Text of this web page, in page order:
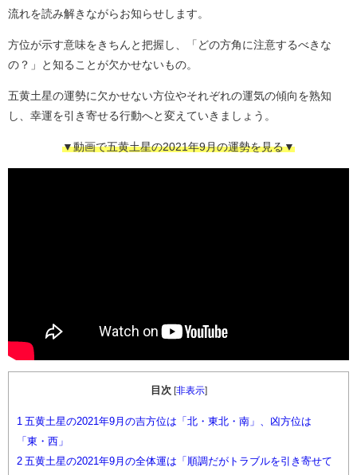
流れを読み解きながらお知らせします。
方位が示す意味をきちんと把握し、「どの方角に注意するべきな
の？」と知ることが欠かせないもの。
五黄土星の運勢に欠かせない方位やそれぞれの運気の傾向を熟知
し、幸運を引き寄せる行動へと変えていきましょう。
▼動画で五黄土星の2021年9月の運勢を見る▼
目次 [非表示]
1
五黄土星の2021年9月の吉方位は「北・東北・南」、凶方位は
「東・西」
2 五黄土星の2021年9月の全体運は「順調だがトラブルを引き寄せて